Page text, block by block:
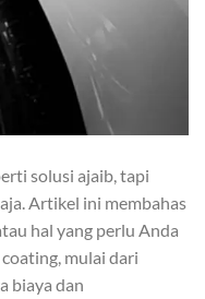
solusi ajaib, tapi
Artikel ini membahas
hal yang perlu Anda
mulai dari
biaya dan